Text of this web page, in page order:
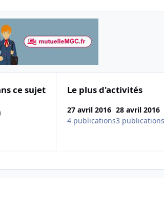
ce sujet Le plus d'activités
27 avril 2016
4 publications
28 avril 2016
3 publications